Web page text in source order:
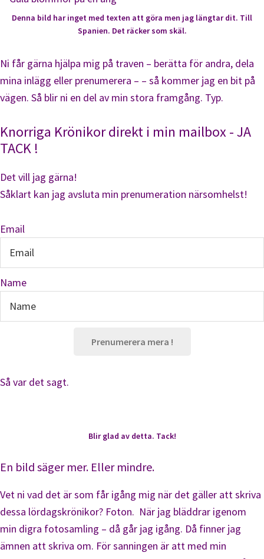
Denna bild har inget med texten att göra men jag längtar dit. Till
Spanien. Det räcker som skäl.
Ni får gärna hjälpa mig på traven – berätta för andra, dela
mina inlägg eller prenumerera – – så kommer jag en bit på
vägen. Så blir ni en del av min stora framgång. Typ.
Knorriga Krönikor direkt i min mailbox - JA
TACK !
Det vill jag gärna!
Såklart kan jag avsluta min prenumeration närsomhelst!
Email
Name
Prenumerera mera !
Så var det sagt.
Blir glad av detta. Tack!
En bild säger mer. Eller mindre.
Vet ni vad det är som får igång mig när det gäller att skriva
dessa lördagskrönikor? Foton. När jag bläddrar igenom
min digra fotosamling – då går jag igång. Då finner jag
ämnen att skriva om. För sanningen är att med min